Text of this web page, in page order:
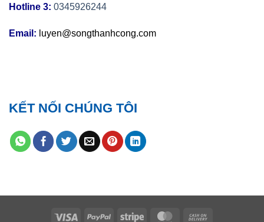
Hotline 3: 0345926244
Email: luyen@songthanhcong.com
KẾT NỐI CHÚNG TÔI
Visa PayPal Stripe MasterCard